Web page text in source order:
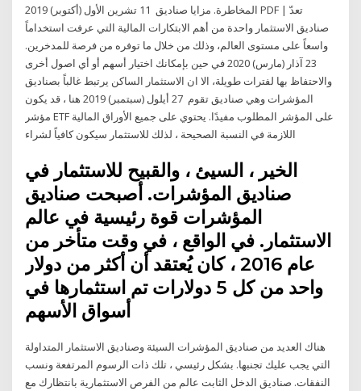
المخاطرة. مزايا صناديق 11 تشرين الأول (أكتوبر) 2019 PDF | تعدّ
صناديق الاستثمار واحدة من أهم الابتكارات المالية التي عرفت استخداماً
واسعاً على مستوى العالم، وذلك من خلال ما توفره من فرصة للمدخرين.
23 آذار (مارس) 2020 في حين بإمكانك اختيار أسهم أو أي اصول أخرى
والاحتفاظ بها لفترات طويلة، الا ان الاستثمار الساكن يرتبط غالباً بصناديق
المؤشرات وهي صناديق تقوم 27 أيلول (سبتمبر) 2019 هنا ، قد يكون
مؤشر ETF على المؤشر المطلوب مفيدًا. يحتوي على جميع الأوراق المالية
الخير ، السيئ ، والقبيح للاستثمار في
صناديق المؤشرات. أصبحت صناديق
المؤشرات قوة رئيسية في عالم
الاستثمار. في الواقع ، في وقت متأخر من
عام 2016 ، كان يُعتقد أن أكثر من دولار
واحد من كل 5 دولارات تم استثمارها في
أسواق الأسهم
هناك العديد من صناديق المؤشرات السيئة وصناديق الاستثمار المتداولة
التي يجب عليك تجنبها. بشكل رئيسي ، تلك ذات الرسوم المرتفعة ونسب
النفقات. صناديق الدخل الثابت عالم من الفرص الاستثمارية بانتظارك مع